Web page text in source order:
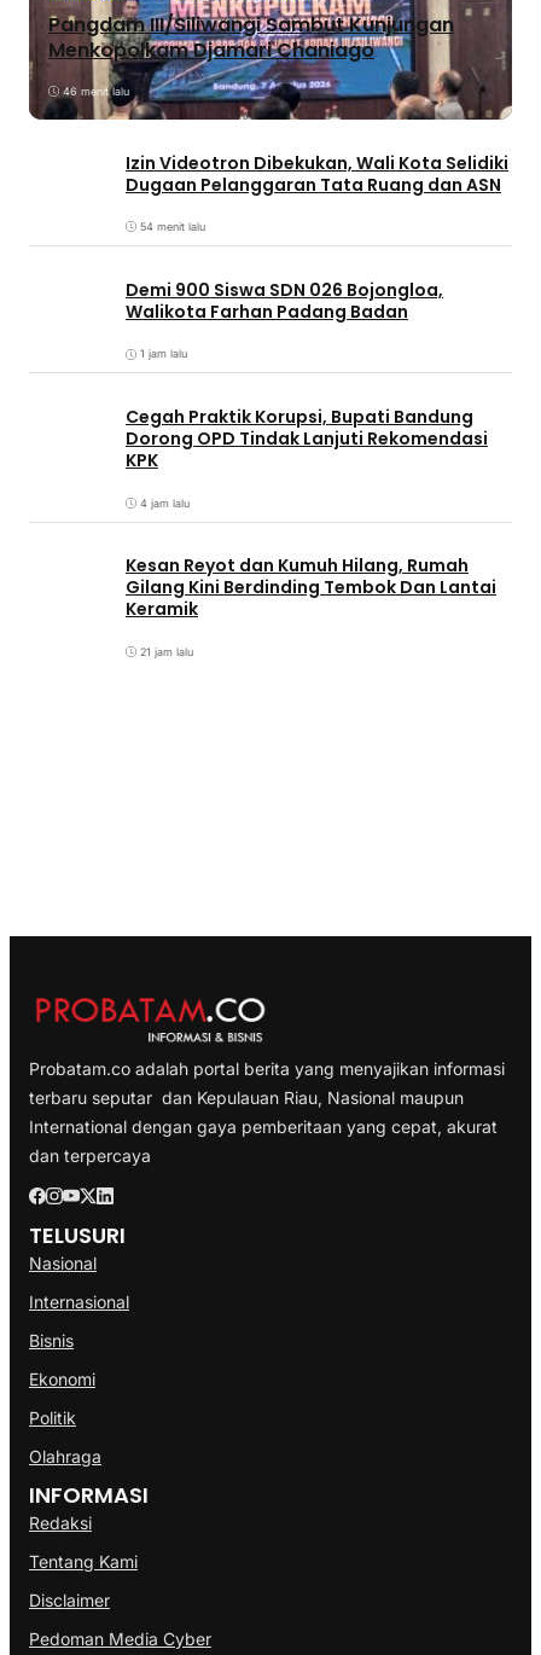
Pangdam III/Siliwangi Sambut Kunjungan
Menkopolkam Djamari Chaniago
46 menit lalu
Izin Videotron Dibekukan, Wali Kota Selidiki
Dugaan Pelanggaran Tata Ruang dan ASN
54 menit lalu
Demi 900 Siswa SDN 026 Bojongloa,
Walikota Farhan Padang Badan
1 jam lalu
Cegah Praktik Korupsi, Bupati Bandung
Dorong OPD Tindak Lanjuti Rekomendasi
KPK
4 jam lalu
Kesan Reyot dan Kumuh Hilang, Rumah
Gilang Kini Berdinding Tembok Dan Lantai
Keramik
21 jam lalu
Probatam.co adalah portal berita yang menyajikan informasi
terbaru seputar dan Kepulauan Riau, Nasional maupun
International dengan gaya pemberitaan yang cepat, akurat
dan terpercaya
TELUSURI
Nasional
Internasional
Bisnis
Ekonomi
Politik
Olahraga
INFORMASI
Redaksi
Tentang Kami
Disclaimer
Pedoman Media Cyber